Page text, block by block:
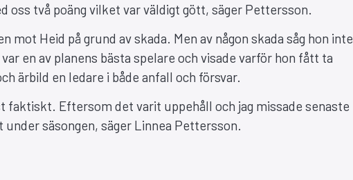
oss två poäng vilket var väldigt gött, säger Pettersson.
Heid på grund av skada. Men av någon skada såg hon inte
en av planens bästa spelare och visade varför hon fått ta
ärbild en ledare i både anfall och försvar.
Eftersom det varit uppehåll och jag missade senaste
säsongen, säger Linnea Pettersson.